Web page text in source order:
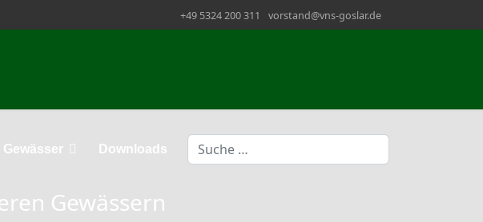
+49 5324 200 311 vorstand@vns-goslar.de
Gewässer Downloads Suchen
Gewässern